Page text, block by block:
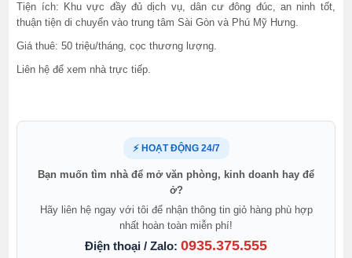
Tiện ích: Khu vực đầy đủ dịch vụ, dân cư đông đúc, an ninh tốt,
thuận tiện di chuyển vào trung tâm Sài Gòn và Phú Mỹ Hưng.
Giá thuê: 50 triệu/tháng, cọc thương lượng.
Liên hệ để xem nhà trực tiếp.
⚡ HOẠT ĐỘNG 24/7
Bạn muốn tìm nhà để mở văn phòng, kinh doanh hay để
ở?
Hãy liên hệ ngay với tôi để nhận thông tin giỏ hàng phù hợp
nhất hoàn toàn miễn phí!
Điện thoại / Zalo: 0935.375.555